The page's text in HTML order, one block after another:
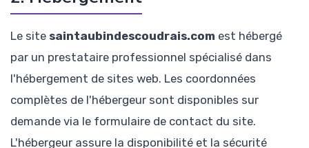
Le site saintaubindescoudrais.com est hébergé
par un prestataire professionnel spécialisé dans
l'hébergement de sites web. Les coordonnées
complètes de l'hébergeur sont disponibles sur
demande via le formulaire de contact du site.
L'hébergeur assure la disponibilité et la sécurité